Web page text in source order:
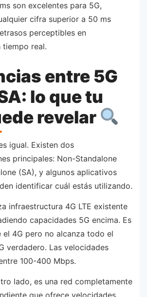
son excelentes para 5G,
cifra superior a 50 ms
perceptibles en
tiempo real.
entre 5G
lo que tu
revelar
igual. Existen dos
principales: Non-Standalone
(SA), y algunos aplicativos
identificar cuál estás utilizando.
infraestructura 4G LTE existente
capacidades 5G encima. Es
el 4G pero no alcanza todo el
verdadero. Las velocidades
100-400 Mbps.
lado, es una red completamente
que ofrece velocidades